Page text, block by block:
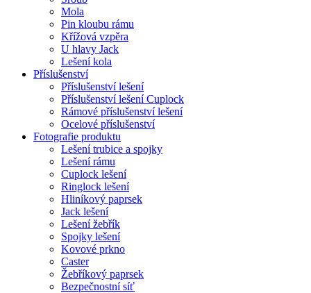
Mola
Pin kloubu rámu
Křížová vzpěra
U hlavy Jack
Lešení kola
Příslušenství
Příslušenství lešení
Příslušenství lešení Cuplock
Rámové příslušenství lešení
Ocelové příslušenství
Fotografie produktu
Lešení trubice a spojky
Lešení rámu
Cuplock lešení
Ringlock lešení
Hliníkový paprsek
Jack lešení
Lešení žebřík
Spojky lešení
Kovové prkno
Caster
Žebříkový paprsek
Bezpečnostní síť